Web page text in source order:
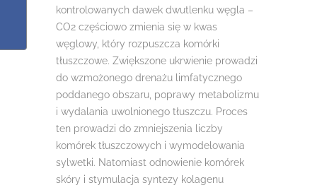
kontrolowanych dawek dwutlenku węgla –
CO2 częściowo zmienia się w kwas
węglowy, który rozpuszcza komórki
tłuszczowe. Zwiększone ukrwienie prowadzi
do wzmożonego drenażu limfatycznego
poddanego obszaru, poprawy metabolizmu
i wydalania uwolnionego tłuszczu. Proces
ten prowadzi do zmniejszenia liczby
komórek tłuszczowych i wymodelowania
sylwetki. Natomiast odnowienie komórek
skóry i stymulacja syntezy kolagenu